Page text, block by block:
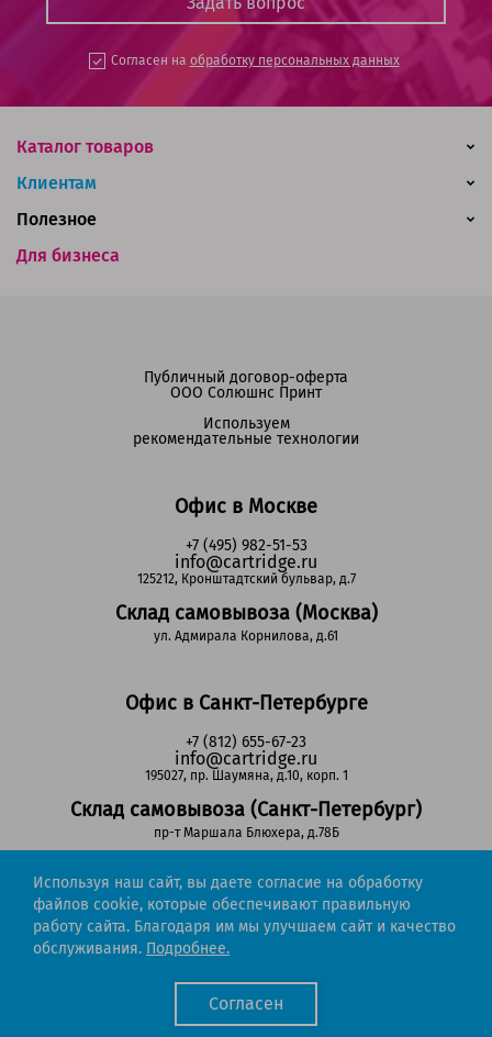
Согласен на обработку персональных данных
Каталог товаров
Клиентам
Для бизнеса
Полезное
Офис в Москве
+7 (495) 982-51-53
info@cartridge.ru
125212, Кронштадтский бульвар, д.7
Склад самовывоза (Москва)
ул. Адмирала Корнилова, д.61
Офис в Санкт-Петербурге
+7 (812) 655-67-23
info@cartridge.ru
195027, пр. Шаумяна, д.10, корп. 1
Склад самовывоза (Санкт-Петербург)
пр-т Маршала Блюхера, д.78Б
Регионы РФ
8-800-302-51-53
(звонок бесплатный)
Публичный договор-оферта
ООО Солюшнс Принт
Используем
рекомендательные технологии
Cartridge.ru 2012-2026. Все права защищены
Используя наш сайт, вы даете согласие на обработку
файлов cookie, которые обеспечивают правильную
работу сайта. Благодаря им мы улучшаем сайт и качество
обслуживания. Подробнее.
Согласен